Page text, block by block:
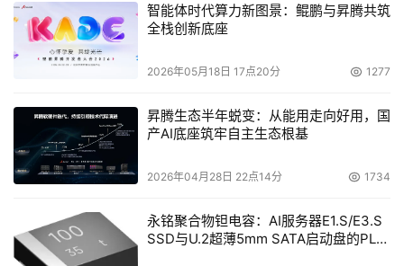
越来越高的便利需求成为双网隔离技术的发展方向。在双
重轨道的指引下，相信双网隔离技术会朝着更加完善的明
天快速发展，为我们带来更安全、更便捷的工作环境。
本文来源于DOIT传媒，文章内容仅供参考，不构成投资建议。
智能体时代算力新图景：鲲鹏与昇腾共筑
全栈创新底座
2026年05月18日 17点20分 1277
昇腾生态半年蜕变：从能用走向好用，国
产AI底座筑牢自主生态根基
2026年04月28日 22点14分 1734
永铭聚合物钽电容：AI服务器E1.S/E3.S
SSD与U.2超薄5mm SATA启动盘的PLP